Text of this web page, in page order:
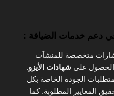
دعم خدمات الضيافة :
متخصصة للمنشآت
الحصول على شهادات الأيزو.
الجودة الخاصة بكل
المعايير المطلوبة. كما